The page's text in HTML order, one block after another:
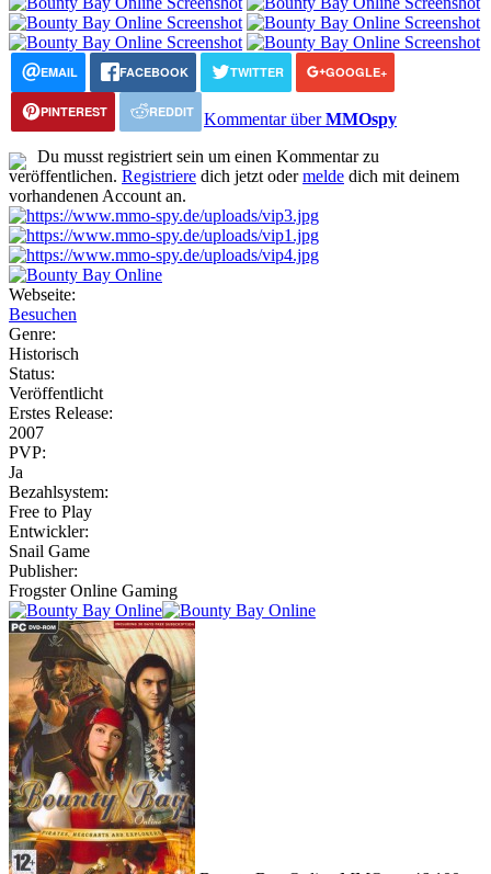
EMAIL FACEBOOK TWITTER GOOGLE+
PINTEREST REDDIT Kommentar überMMOspy
Du musst registriert sein um einen Kommentar zu
veröffentlichen. Registriere dich jetzt odermelde dich mit deinem
vorhandenen Account an.
Webseite:
Besuchen
Genre:
Historisch
Status:
Veröffentlicht
Erstes Release:
2007
PVP:
Ja
Bezahlsystem:
Free to Play
Entwickler:
Snail Game
Publisher:
Frogster Online Gaming